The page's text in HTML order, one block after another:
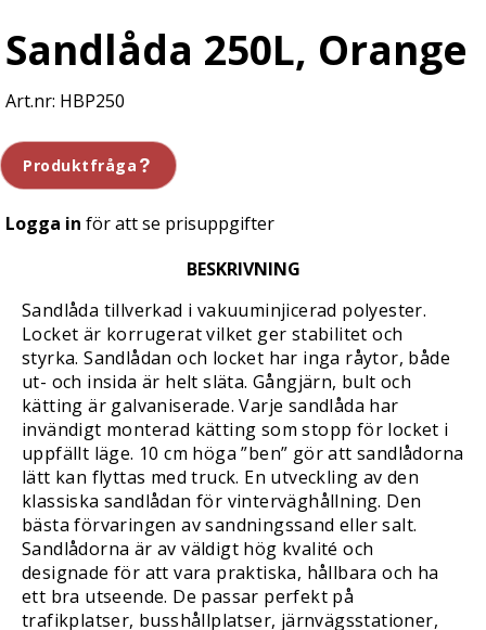
Sandlåda 250L, Orange
HBP250
Produktfråga
Logga in för att se prisuppgifter
BESKRIVNING
Sandlåda tillverkad i vakuuminjicerad polyester.
Locket är korrugerat vilket ger stabilitet och
styrka. Sandlådan och locket har inga råytor, både
ut- och insida är helt släta. Gångjärn, bult och
kätting är galvaniserade. Varje sandlåda har
invändigt monterad kätting som stopp för locket i
uppfällt läge. 10 cm höga ”ben” gör att sandlådorna
lätt kan flyttas med truck. En utveckling av den
klassiska sandlådan för vinterväghållning. Den
bästa förvaringen av sandningssand eller salt.
Sandlådorna är av väldigt hög kvalité och
designade för att vara praktiska, hållbara och ha
ett bra utseende. De passar perfekt på
trafikplatser, busshållplatser, järnvägsstationer,